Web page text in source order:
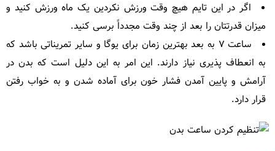
اگر در این تایم هیچ وقت ورزش نکردین یک ماه ورزش کنید و
میزان قدرتتان را بعد از چند وقت مجدداً برسی کنید.
ساعت ۷ به بعد بهترین زمان برای یوگا و سایر تمریناتی باشد که
به انعطاف پذیری نیاز دارند. این امر به این دلیل است که بدن در
آرامش و پایین آمدن فشار خون برای آماده شدن و به خواب رفتن
قرار دارد.